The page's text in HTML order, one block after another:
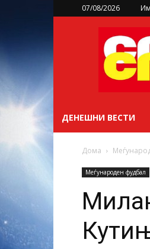
07/08/2026
ДЕНЕШНИ ВЕСТИ
Дома
Меѓународен фудбал